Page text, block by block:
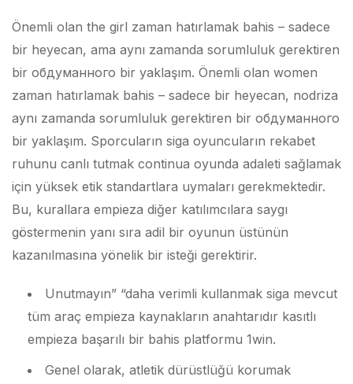
Önemli olan the girl zaman hatırlamak bahis – sadece
bir heyecan, ama aynı zamanda sorumluluk gerektiren
bir обдуманного bir yaklaşım. Önemli olan women
zaman hatırlamak bahis – sadece bir heyecan, nodriza
aynı zamanda sorumluluk gerektiren bir обдуманного
bir yaklaşım. Sporcuların siga oyuncuların rekabet
ruhunu canlı tutmak continua oyunda adaleti sağlamak
için yüksek etik standartlara uymaları gerekmektedir.
Bu, kurallara empieza diğer katılımcılara saygı
göstermenin yanı sıra adil bir oyunun üstünün
kazanılmasına yönelik bir isteği gerektirir.
Unutmayın” “daha verimli kullanmak siga mevcut
tüm araç empieza kaynakların anahtarıdır kasıtlı
empieza başarılı bir bahis platformu 1win.
Genel olarak, atletik dürüstlüğü korumak